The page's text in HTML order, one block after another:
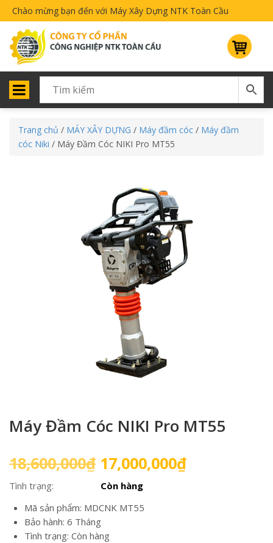
Chào mừng bạn đến với Máy Xây Dựng NTK Toàn Cầu
Trang chủ / MÁY XÂY DỰNG / Máy đầm cóc / Máy đầm
cóc Niki / Máy Đầm Cóc NIKI Pro MT55
Máy Đầm Cóc NIKI Pro MT55
18,600,000₫ Giá
gốc
là:
18,600,000₫.
17,000,000₫Giá
Tình trạng:
Còn hàng
Mã sản phẩm: MDCNK MT55
Bảo hành: 6 Tháng
Tình trạng: Còn hàng